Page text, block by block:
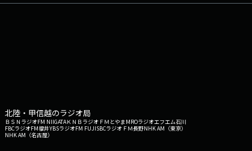
北陸・甲信越のラジオ局
ＢＳＮラジオFM NIIGATAＫＮＢラジオ ＦＭとやまMROラジオエフエム石川
FBCラジオFM福井YBSラジオFM FUJISBCラジオ ＦＭ長野NHK AM（東京）
NHK AM（名古屋）